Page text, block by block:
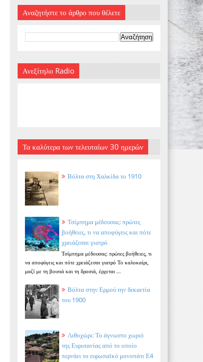
Αναζητήστε το άρθρο που θέλετε
Ανεξίτηλο Radio
Τα καλύτερα των τελευταίων 30 ημερών
Βόλτα στη Χαλκίδα το 1910
Τσίμπημα μέδουσας: πρώτες
βοήθειες, τι να αποφύγεις και πότε
χρειάζεσαι γιατρό
Τσίμπημα μέδουσας: πρώτες βοήθειες, τι
να αποφύγεις και πότε χρειάζεσαι γιατρό Το καλοκαίρι,
μαζί με τη βουτιά και τη δροσιά, έρχεται ...
Βόλτα στην Ερμού την δεκαετία
του 1900
Λιθοχώρι: Το άγνωστο χωριό
της Ευρυτανίας από το οποίο
περνάει το ευρωπαϊκό μονοπάτι Ε4